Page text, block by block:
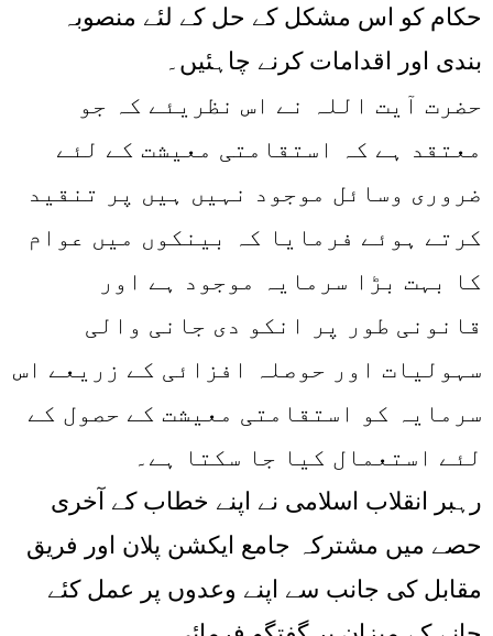
حکام کو اس مشکل کے حل کے لئے منصوبہ
بندی اور اقدامات کرنے چاہئیں۔
حضرت آیت اللہ نے اس نظریئے کہ جو
معتقد ہے کہ استقامتی معیشت کے لئے
ضروری وسائل موجود نہیں ہیں پر تنقید
کرتے ہوئے فرمایا کہ بینکوں میں عوام
کا بہت بڑا سرمایہ موجود ہے اور
قانونی طور پر انکو دی جانی والی
سہولیات اور حوصلہ افزائی کے زریعے اس
سرمایہ کو استقامتی معیشت کے حصول کے
لئے استعمال کیا جا سکتا ہے۔
رہبر انقلاب اسلامی نے اپنے خطاب کے آخری
حصے میں مشترکہ جامع ایکشن پلان اور فریق
مقابل کی جانب سے اپنے وعدوں پر عمل کئے